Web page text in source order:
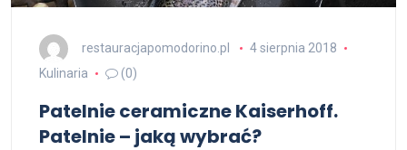
restauracjapomodorino.pl
4 sierpnia 2018
Kulinaria
(0)
Patelnie ceramiczne Kaiserhoff.
Patelnie – jaką wybrać?